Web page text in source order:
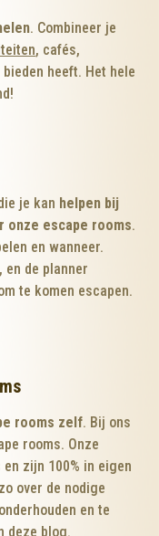
. Combineer je
, cafés,
heeft. Het hele
je kan helpen bij
onze escape rooms.
en wanneer.
en de planner
te komen escapen.
rooms zelf. Bij ons
rooms. Onze
zijn 100% in eigen
over de nodige
en te
deze blog.